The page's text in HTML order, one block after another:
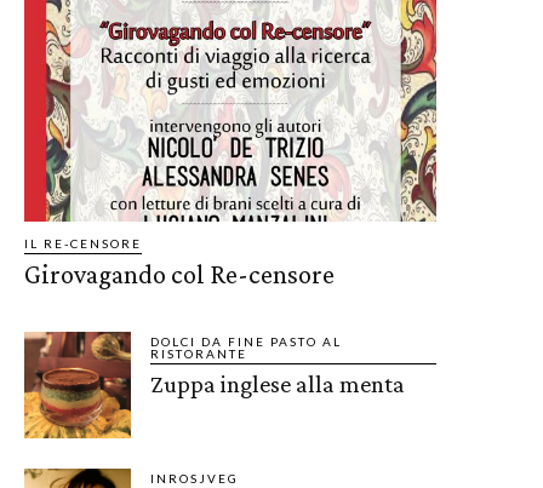
IL RE-CENSORE
Girovagando col Re-censore
DOLCI DA FINE PASTO AL
RISTORANTE
Zuppa inglese alla menta
INROSJVEG